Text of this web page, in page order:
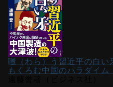
嗤（わら）う習近平の白
もくろむ中国のパラダイム